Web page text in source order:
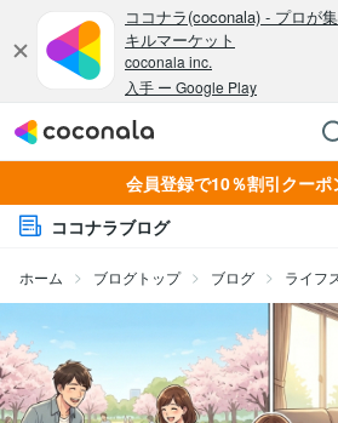
会員登録で10％割引クーポ
ココナラブログ
ホーム ブログトップ ブログ ライフ